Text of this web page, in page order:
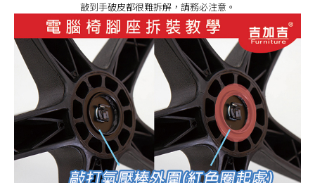
敲到手破皮都很難拆解，請務必注意。